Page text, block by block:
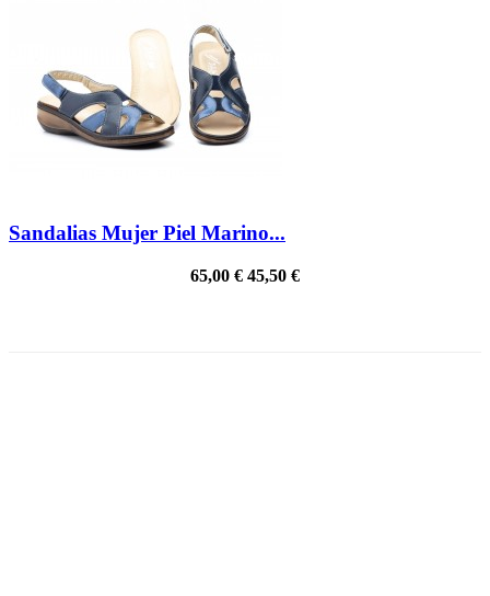
Sandalias Mujer Piel Marino...
65,00 € 45,50 €